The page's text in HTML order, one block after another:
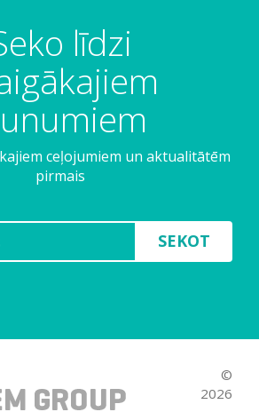
līdzi
ceļojumiem un aktualitātēm
pirmais
SEKOT
©
2026